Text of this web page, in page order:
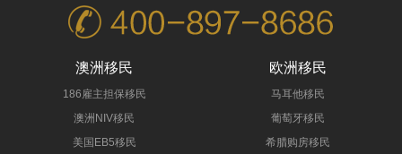
澳洲移民
186雇主担保移民
澳洲NIV移民
美国EB5移民
欧洲移民
马耳他移民
葡萄牙移民
希腊购房移民